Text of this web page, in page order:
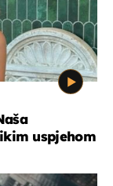
uspjehom